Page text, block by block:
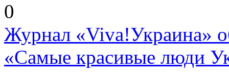
0
Журнал «Viva!Украина»
«Самые красивые люди